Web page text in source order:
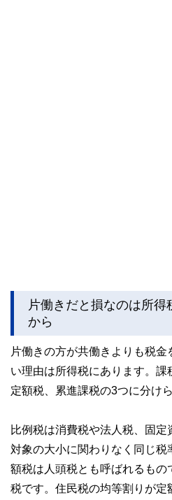
片働きだと損なのは所
から
片働きの方が共働きよりも税
い理由は所得税にあります。課
定額税、累進課税の3つに分けら
比例税は消費税や法人税、固定
対象の大小に関わりなく同じ税
額税は人頭税とも呼ばれるもの
税です。住民税の均等割りが定